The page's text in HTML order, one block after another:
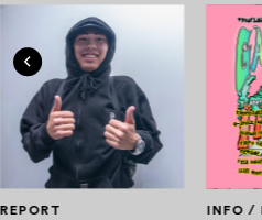
REPORT INFO /